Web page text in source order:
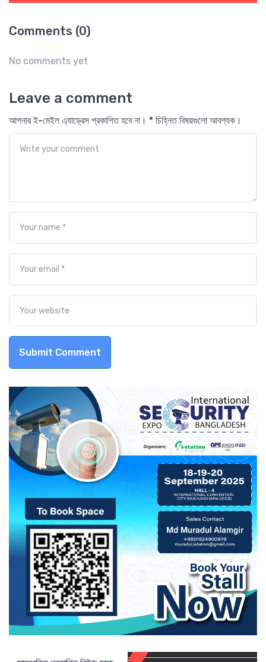
Comments (0)
No comments yet
Leave a comment
আপনার ই-মেইল এ্যাড্রেস প্রকাশিত হবে না। * চিহ্নিত বিষয়গুলো আবশ্যক।
Submit Comment